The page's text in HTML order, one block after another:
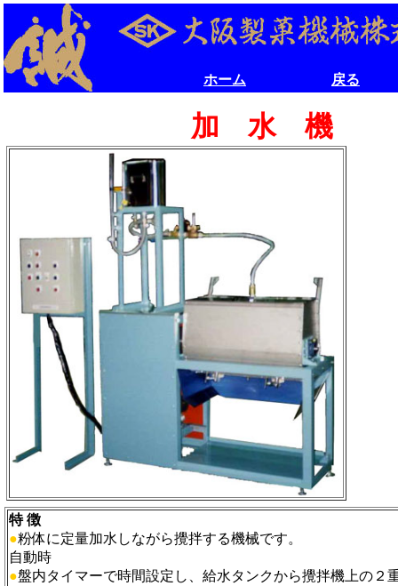
加 水 機
特 徴
●粉体に定量加水しながら攪拌する機械です。
自動時
●盤内タイマーで時間設定し、給水タンクから攪拌機上の２
ホーム 戻る
ホーム 戻る